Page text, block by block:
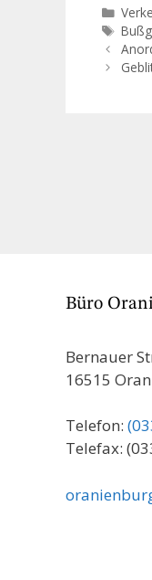
werde
einen
Büro
Bernauer
16515
Telefon:
Telefax: